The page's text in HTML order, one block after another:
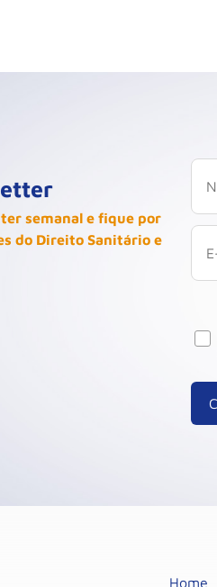
semanal e fique por
do Direito Sanitário e
Home